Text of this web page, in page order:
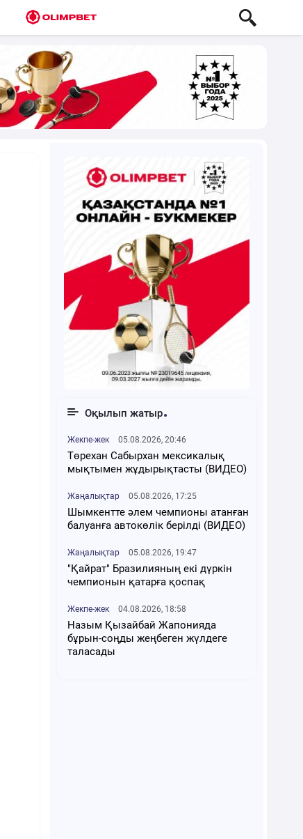
Оқылып жатыр
Жекпе-жек 05.08.2026, 20:46
Төрехан Сабырхан мексикалық
мықтымен жұдырықтасты (ВИДЕО)
Жаңалықтар 05.08.2026, 17:25
Шымкентте әлем чемпионы атанған
балуанға автокөлік берілді (ВИДЕО)
Жаңалықтар 05.08.2026, 19:47
"Қайрат" Бразилияның екі дүркін
чемпионын қатарға қоспақ
Жекпе-жек 04.08.2026, 18:58
Назым Қызайбай Жапонияда
бұрын-соңды жеңбеген жүлдеге
таласады